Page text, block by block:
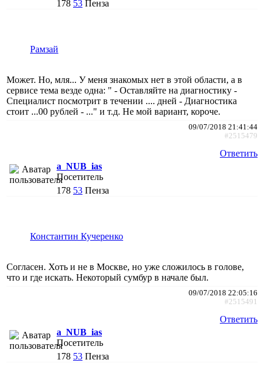
178 53 Пенза
Рамзай
Может. Но, мля... У меня знакомых нет в этой области, а в
сервисе тема везде одна: " - Оставляйте на диагностику -
Специалист посмотрит в течении .... дней - Диагностика
стоит ...00 рублей - ..." и т.д. Не мой вариант, короче.
09/07/2018 21:41:44
#2515479
Ответить
a_NUB_ias
Посетитель
178 53 Пенза
Константин Кучеренко
Согласен. Хоть и не в Москве, но уже сложилось в голове,
что и где искать. Некоторый сумбур в начале был.
09/07/2018 22:05:16
#2515491
Ответить
a_NUB_ias
Посетитель
178 53 Пенза